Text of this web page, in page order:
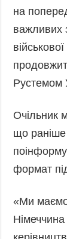
Блоги
на
важливих
Рустемом
Очільник
що
формат
«Ми маємо
Німеччина